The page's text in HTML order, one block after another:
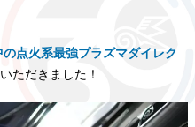
点火系最強プラズマダイレク
ただきました！